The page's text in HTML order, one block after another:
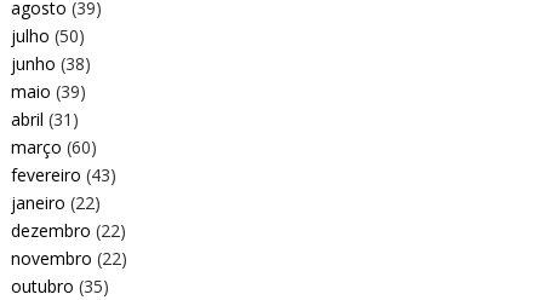
agosto (39)
julho (50)
junho (38)
maio (39)
abril (31)
março (60)
fevereiro (43)
janeiro (22)
dezembro (22)
novembro (22)
outubro (35)